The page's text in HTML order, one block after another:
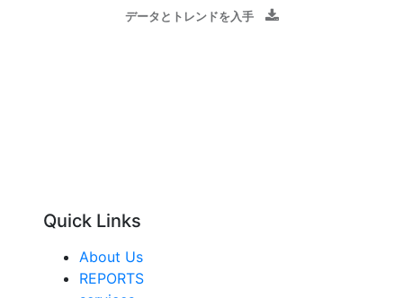
データとトレンドを入手
Quick Links
About Us
REPORTS